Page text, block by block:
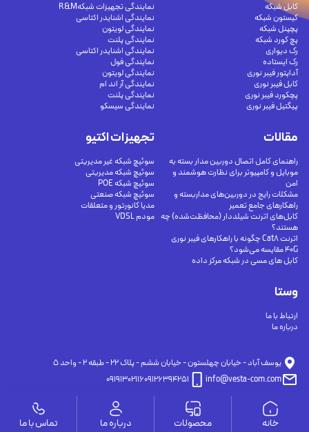
وستا
ارتباط با ما
درباره ما
کابل شبکه
کیستون شبکه
پچپنل شبکه
پچ کورد شبکه
رک دیواری
رک ایستاده
آداپتور فیبر نوری
کابل فیبر نوری
پچکورد فیبر نوری
پیگتیل فیبر نوری
تجهیزات اکتیو
سوئیچ شبکه غیر مدیریتی
سوئیچ شبکه مدیریتی
سوئیچ شبکه POE
سوئیچ شبکه صنعتی
مدیا کانورتور و متعلقات
مودم VDSL
نمایندگی تجهیزات شبکهR&M
نمایندگی اشنایدر اکتاسی
نمایندگی لویتون
نمایندگی پلنت
نمایندگی اشنایدر اکتاسی
نمایندگی فول
نمایندگی لویتون
نمایندگی آر اند ام
نمایندگی پلنت
نمایندگی سیسکو
مقالات
راهنمای کامل اتصال دوربین مدار بسته به
موبایل و کامپیوتر برای نظارت هوشمند و
امن
مشکلات رایج در دوربین‌های مداربسته و
راهکارهای جامع تعمیر
کابل‌های اترنت شیلددار (محافظت‌شده) چه
هستند؟
اترنت Cat8 چگونه با راهکارهای فیبر نوری
40G مقایسه می‌شود؟
کابل های مسی در شبکه مرکز داده
يوسف آباد - خيابان چهلستون - خيابان ششم - پلاك ٢٢ - طبقه ٢ - واحد ٥
info@vesta-com.com
09126394251
09191302116
خانه محصولات درباره ما تماس با ما